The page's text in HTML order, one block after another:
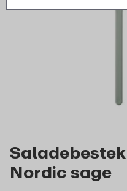
Nordic sage